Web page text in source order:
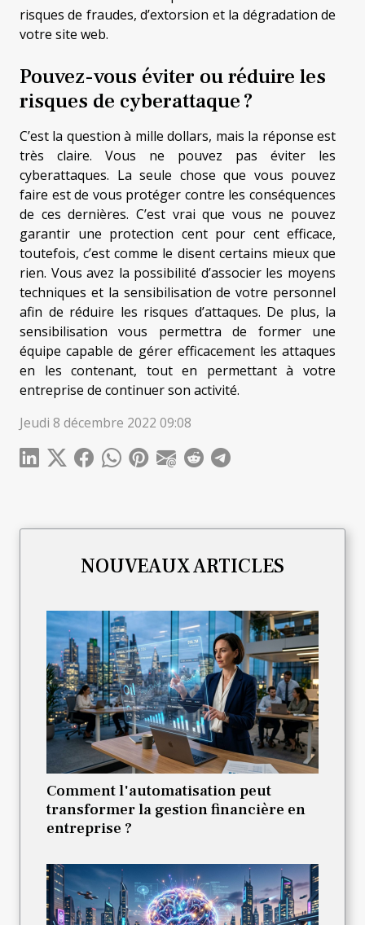
risques de fraudes, d’extorsion et la dégradation de
votre site web.
Pouvez-vous éviter ou réduire les
risques de cyberattaque ?
C’est la question à mille dollars, mais la réponse est
très claire. Vous ne pouvez pas éviter les
cyberattaques. La seule chose que vous pouvez
faire est de vous protéger contre les conséquences
de ces dernières. C’est vrai que vous ne pouvez
garantir une protection cent pour cent efficace,
toutefois, c’est comme le disent certains mieux que
rien. Vous avez la possibilité d’associer les moyens
techniques et la sensibilisation de votre personnel
afin de réduire les risques d’attaques. De plus, la
sensibilisation vous permettra de former une
équipe capable de gérer efficacement les attaques
en les contenant, tout en permettant à votre
entreprise de continuer son activité.
Jeudi 8 décembre 2022 09:08
NOUVEAUX ARTICLES
Comment l'automatisation peut
transformer la gestion financière en
entreprise ?